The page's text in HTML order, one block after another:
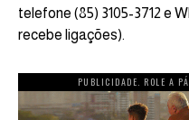
telefone (85) 3105-3712 e
recebe ligações).
PUBLICIDADE. ROLE A